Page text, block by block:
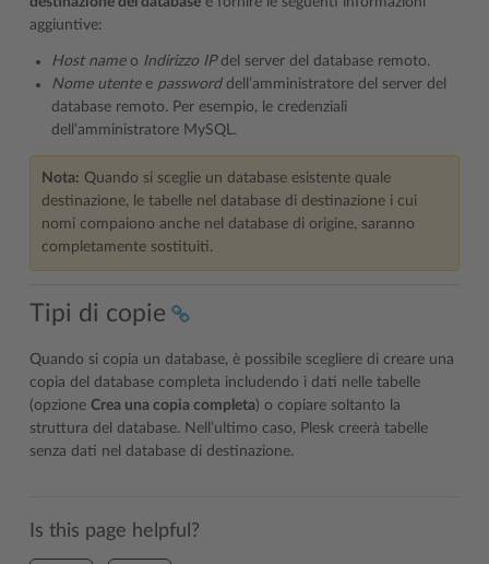
aggiuntive:
Host nameo Indirizzo IPdel server del database remoto.
Nome utentee passworddell’amministratore del server del
database remoto. Per esempio, le credenziali
dell’amministratore MySQL.
Nota: Quando si sceglie un database esistente quale
destinazione, le tabelle nel database di destinazione i cui
nomi compaiono anche nel database di origine, saranno
completamente sostituiti.
Tipi di copie
Quando si copia un database, è possibile scegliere di creare una
copia del database completa includendo i dati nelle tabelle
(opzione Crea una copia completa) o copiare soltanto la
struttura del database. Nell’ultimo caso, Plesk creerà tabelle
senza dati nel database di destinazione.
Is this page helpful?